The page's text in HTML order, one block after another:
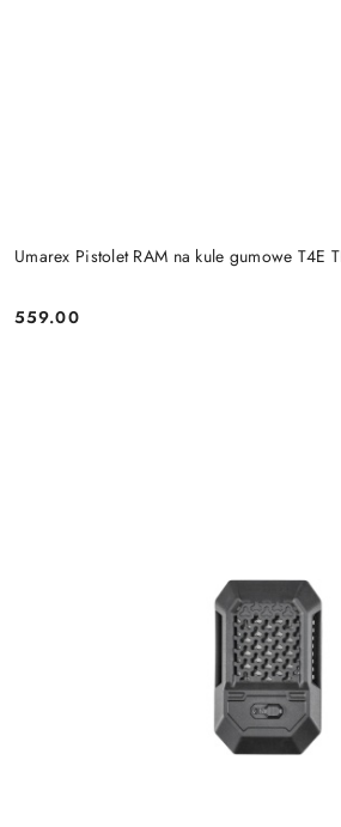
Umarex Pistolet RAM na kule gumowe T4E
Cena:
559.00